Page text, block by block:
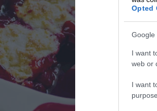
Opted
Google
I want
web or
I want